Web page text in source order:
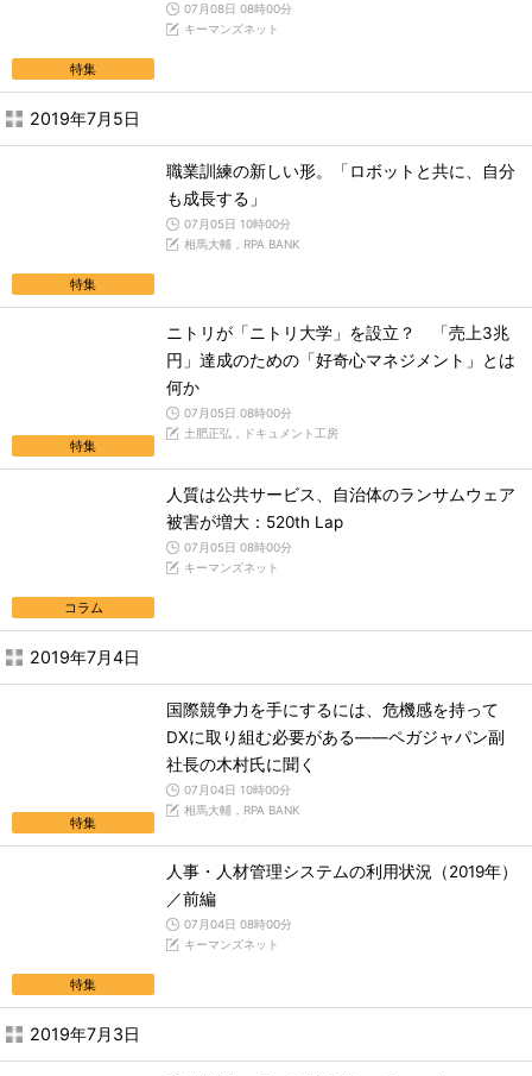
特集
07月08日 08時00分
キーマンズネット
2019年7月5日
特集
職業訓練の新しい形。「ロボットと共に、自分
も成長する」
07月05日 10時00分
相馬大輔，RPA BANK
特集
ニトリが「ニトリ大学」を設立？ 「売上3兆
円」達成のための「好奇心マネジメント」とは
何か
07月05日 08時00分
土肥正弘，ドキュメント工房
コラム
人質は公共サービス、自治体のランサムウェア
被害が増大：520th Lap
07月05日 08時00分
キーマンズネット
2019年7月4日
特集
国際競争力を手にするには、危機感を持って
DXに取り組む必要がある――ペガジャパン副
社長の木村氏に聞く
07月04日 10時00分
相馬大輔，RPA BANK
特集
人事・人材管理システムの利用状況（2019年）
／前編
07月04日 08時00分
キーマンズネット
2019年7月3日